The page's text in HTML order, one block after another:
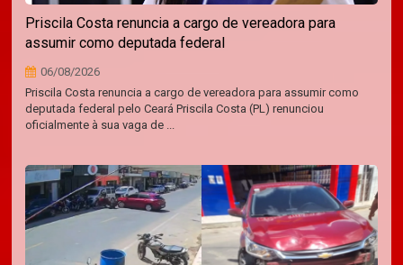
Priscila Costa renuncia a cargo de vereadora para
assumir como deputada federal
06/08/2026
Priscila Costa renuncia a cargo de vereadora para assumir como
deputada federal pelo Ceará Priscila Costa (PL) renunciou
oficialmente à sua vaga de ...